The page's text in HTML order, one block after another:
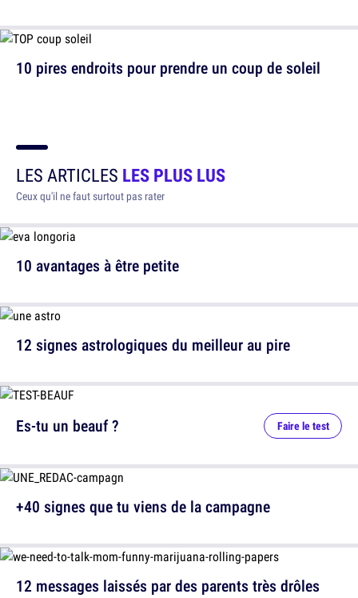
10 pires endroits pour prendre un coup de soleil
LES ARTICLES LES PLUS LUS
Ceux qu'il ne faut surtout pas rater
10 avantages à être petite
12 signes astrologiques du meilleur au pire
12 messages laissés par des parents très drôles
Es-tu un beauf ? Faire le test
+40 signes que tu viens de la campagne